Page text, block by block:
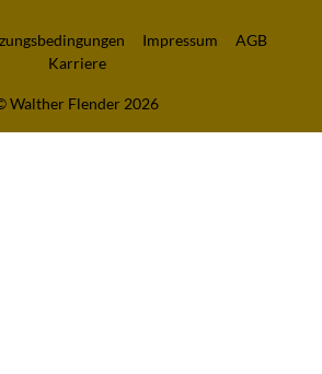
Walther Flender 2026
Impressum
AGB
Karriere